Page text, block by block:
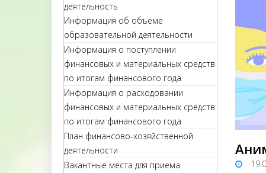
деятельность
Информация об объеме
образовательной деятельности
Информация о поступлении
финансовых и материальных средств
по итогам финансового года
Информация о расходовании
финансовых и материальных средств
по итогам финансового года
План финансово-хозяйственной
деятельности
Вакантные места для приема